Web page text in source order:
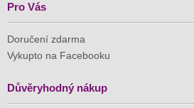
Pro Vás
Doručení zdarma
Vykupto na Facebooku
Důvěryhodný nákup